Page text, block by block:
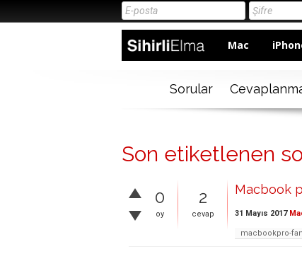
Mac
Sorular
Son etiketlenen
0
oy
2
cevap
Macbook
31 Mayıs 2017
macbookpro-